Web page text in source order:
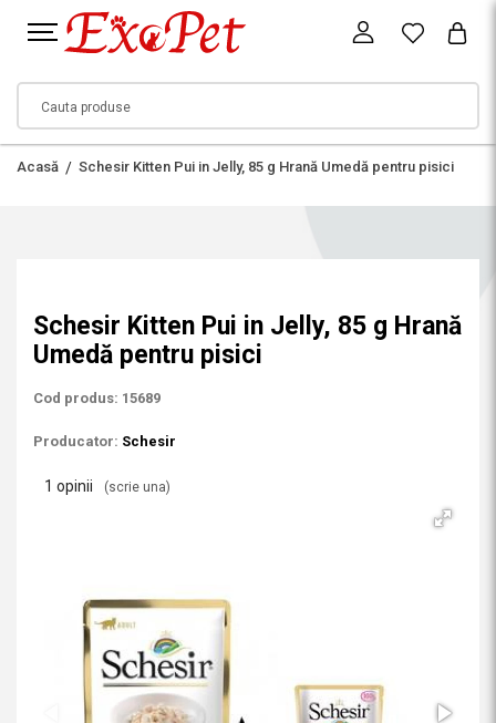
Acasă Schesir Kitten Pui in Jelly, 85 g Hrană Umedă pentru pisici
Schesir Kitten Pui in Jelly, 85 g Hrană
Umedă pentru pisici
Cod produs: 15689
Producator: Schesir
1 opinii (scrie una)